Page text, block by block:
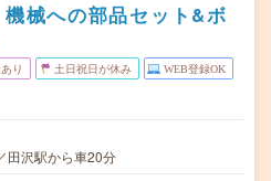
機械への部品セット&ボ
り 土日祝日が休み WEB登録OK
田沢駅から車20分